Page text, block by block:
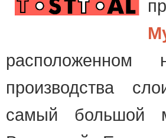
расположенном
производства
самый большой